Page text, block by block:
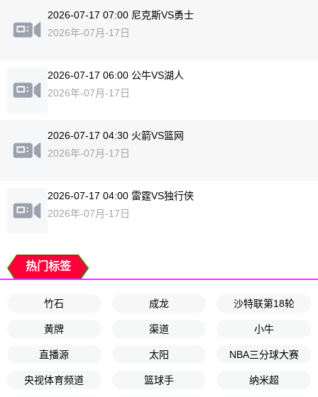
2026-07-17 07:00 尼克斯VS勇士
2026年-07月-17日
2026-07-17 06:00 公牛VS湖人
2026年-07月-17日
2026-07-17 04:30 火箭VS篮网
2026年-07月-17日
2026-07-17 04:00 雷霆VS独行侠
2026年-07月-17日
热门标签
竹石 成龙 沙特联第18轮
黄牌 渠道 小牛
直播源 太阳 NBA三分球大赛
央视体育频道 篮球手 纳米超